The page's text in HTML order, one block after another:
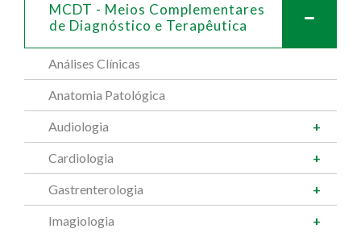
MCDT - Meios Complementares
de Diagnóstico e Terapêutica
Análises Clínicas
Anatomia Patológica
Audiologia
Cardiologia
Gastrenterologia
Imagiologia